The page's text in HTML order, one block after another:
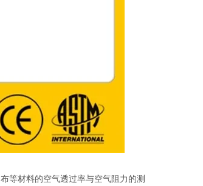
等材料的空气透过率与空气阻力的测